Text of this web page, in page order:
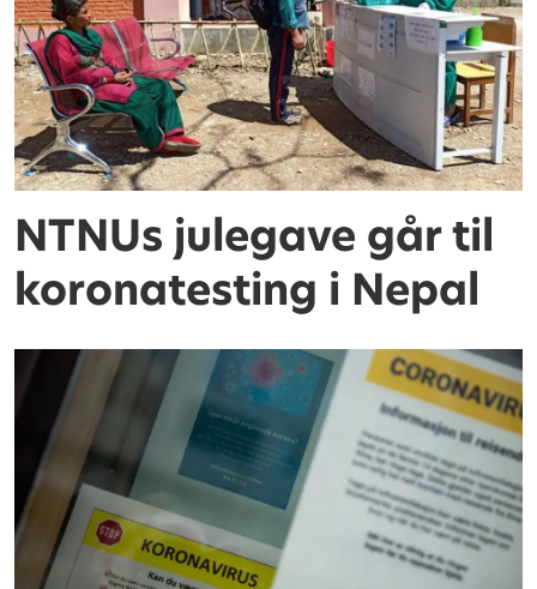
NTNUs julegave går til
koronatesting i Nepal